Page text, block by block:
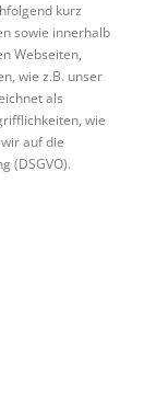
kurz
sowie innerhalb
Webseiten,
wie z.B. unser
als
wie
auf die
(DSGVO).